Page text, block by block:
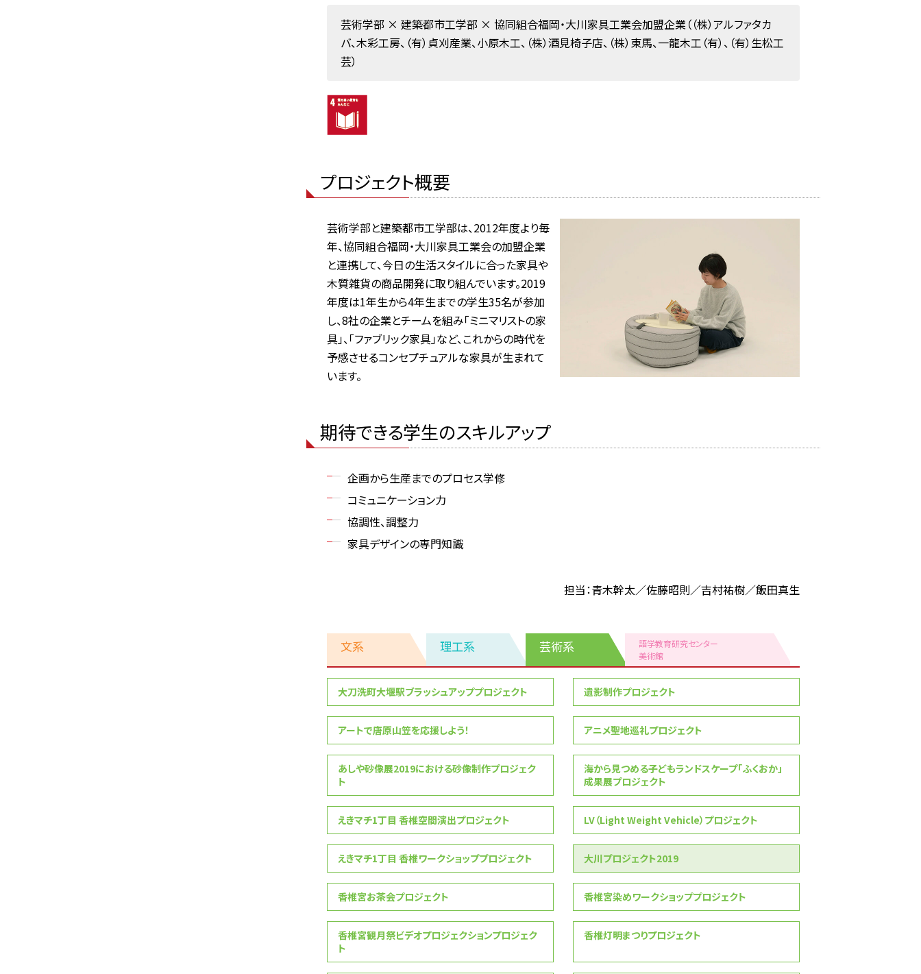
芸術学部 × 建築都市工学部 × 協同組合福岡・大川家具工業会加盟企業（（株）アルファタカ
バ、木彩工房、（有）貞刈産業、小原木工、（株）酒見椅子店、（株）東馬、一龍木工（有）、（有）生松工
芸）
プロジェクト概要
芸術学部と建築都市工学部は、2012年度より毎
年、協同組合福岡・大川家具工業会の加盟企業
と連携して、今日の生活スタイルに合った家具や
木質雑貨の商品開発に取り組んでいます。2019
年度は1年生から4年生までの学生35名が参加
し、8社の企業とチームを組み「ミニマリストの家
具」、「ファブリック家具」など、これからの時代を
予感させるコンセプチュアルな家具が生まれて
います。
期待できる学生のスキルアップ
企画から生産までのプロセス学修
コミュニケーション力
協調性、調整力
家具デザインの専門知識
担当：青木幹太／佐藤昭則／吉村祐樹／飯田真生
文系 理工系 芸術系
語学教育研究センター
美術館
系
大刀洗町大堰駅ブラッシュアッププロジェクト 遺影制作プロジェクト
アートで唐原山笠を応援しよう！ アニメ聖地巡礼プロジェクト
あしや砂像展2019における砂像制作プロジェク
ト
海から見つめる子どもランドスケープ「ふくおか」
成果展プロジェクト
えきマチ1丁目 香椎空間演出プロジェクト LV（Light Weight Vehicle）プロジェクト
えきマチ1丁目 香椎ワークショッププロジェクト 大川プロジェクト2019
香椎宮お茶会プロジェクト 香椎宮染めワークショッププロジェクト
香椎宮観月祭ビデオプロジェクションプロジェク
ト
香椎灯明まつりプロジェクト